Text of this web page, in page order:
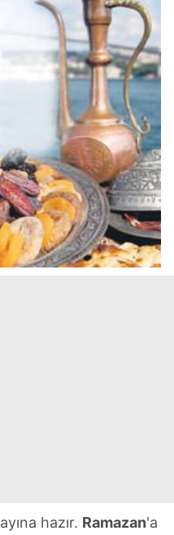
ayına hazır. Ramazan'a